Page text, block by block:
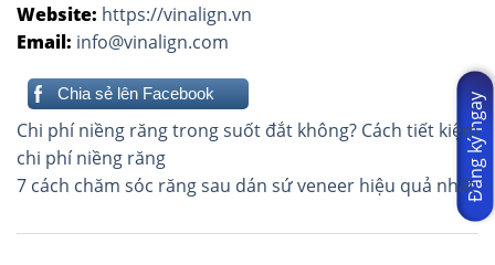
Website: https://vinalign.vn
Email: info@vinalign.com
Chia sẻ lên Facebook
Điều
hướng
bài
Chi phí niềng răng trong suốt đắt không? Cách tiết kiệm
chi phí niềng răng
7 cách chăm sóc răng sau dán sứ veneer hiệu quả nhấtĐăng ký ngay